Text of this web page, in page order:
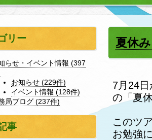
夏休
7月24
の「夏
このツ
お勉強
リー
らせ・イベント情報 (397
お知らせ (229件)
イベント情報 (128件)
局ブログ (237件)
事